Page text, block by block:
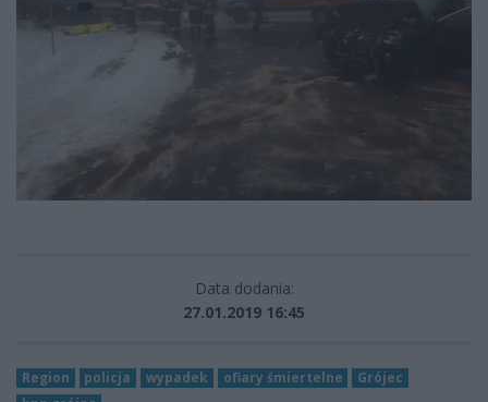
Data dodania:
27.01.2019 16:45
Region policja wypadek ofiary śmiertelne
Grójec